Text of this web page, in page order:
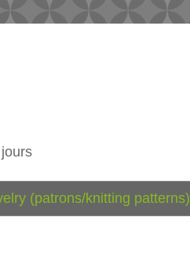
(patrons/knitting patterns)